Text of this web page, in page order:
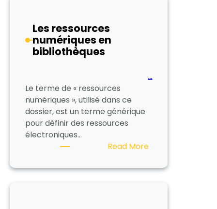
Les ressources
numériques en
bibliothèques
…
Le terme de « ressources
numériques », utilisé dans ce
dossier, est un terme générique
pour définir des ressources
électroniques…
Read More:
ressources